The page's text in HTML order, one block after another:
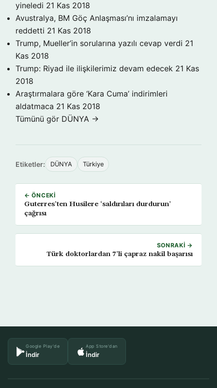
yineledi 21 Kas 2018
Avustralya, BM Göç Anlaşması’nı imzalamayı
reddetti 21 Kas 2018
Trump, Mueller’in sorularına yazılı cevap verdi 21
Kas 2018
Trump: Riyad ile ilişkilerimiz devam edecek 21 Kas
2018
Araştırmalara göre ‘Kara Cuma’ indirimleri
aldatmaca 21 Kas 2018
Tümünü gör DÜNYA →
Etiketler: DÜNYA Türkiye
← ÖNCEKI
Guterres’ten Husilere ‘saldırıları durdurun’
çağrısı
SONRAKI →
Türk doktorlardan 7’li çapraz nakil başarısı
Google Play'de
İndir
App Store'dan
İndir